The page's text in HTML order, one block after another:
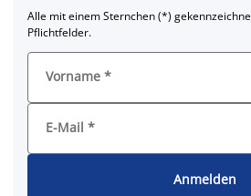
Alle mit einem Sternchen (*)
Pflichtfelder.
Vorname *
E-Mail *
Anmelden